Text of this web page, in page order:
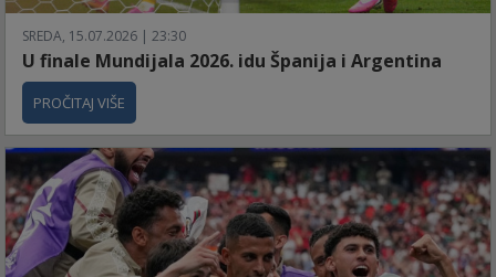
SREDA, 15.07.2026 | 23:30
U finale Mundijala 2026. idu Španija i Argentina
PROČITAJ VIŠE